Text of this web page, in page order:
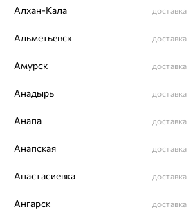
Виды дизайна браслетов:
Глидерные
Доставка и оплата
Гарантия и возврат
Алхан-Кала доставка
Альметьевск доставка
Амурск доставка
Анадырь доставка
Анапа доставка
Анапская доставка
Анастасиевка доставка
Ангарск доставка